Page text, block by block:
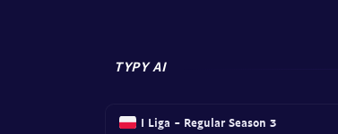
TYPY AI
I Liga - Regular Season 3